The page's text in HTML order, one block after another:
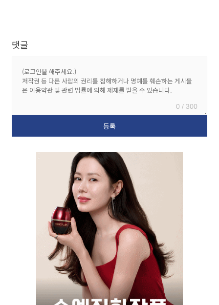
댓글
0 / 300